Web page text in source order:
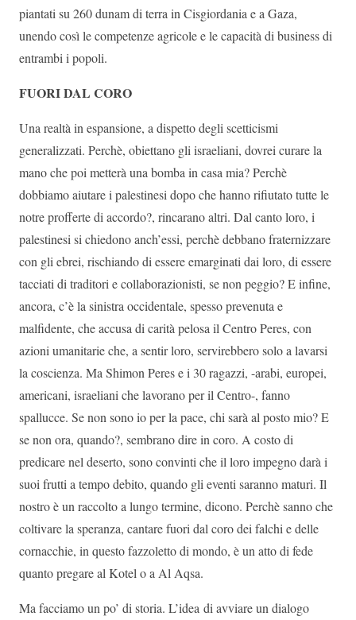
piantati su 260 dunam di terra in Cisgiordania e a Gaza,
unendo così le competenze agricole e le capacità di business di
entrambi i popoli.
FUORI DAL CORO
Una realtà in espansione, a dispetto degli scetticismi
generalizzati. Perchè, obiettano gli israeliani, dovrei curare la
mano che poi metterà una bomba in casa mia? Perchè
dobbiamo aiutare i palestinesi dopo che hanno rifiutato tutte le
notre profferte di accordo?, rincarano altri. Dal canto loro, i
palestinesi si chiedono anch’essi, perchè debbano fraternizzare
con gli ebrei, rischiando di essere emarginati dai loro, di essere
tacciati di traditori e collaborazionisti, se non peggio? E infine,
ancora, c’è la sinistra occidentale, spesso prevenuta e
malfidente, che accusa di carità pelosa il Centro Peres, con
azioni umanitarie che, a sentir loro, servirebbero solo a lavarsi
la coscienza. Ma Shimon Peres e i 30 ragazzi, -arabi, europei,
americani, israeliani che lavorano per il Centro-, fanno
spallucce. Se non sono io per la pace, chi sarà al posto mio? E
se non ora, quando?, sembrano dire in coro. A costo di
predicare nel deserto, sono convinti che il loro impegno darà i
suoi frutti a tempo debito, quando gli eventi saranno maturi. Il
nostro è un raccolto a lungo termine, dicono. Perchè sanno che
coltivare la speranza, cantare fuori dal coro dei falchi e delle
cornacchie, in questo fazzoletto di mondo, è un atto di fede
quanto pregare al Kotel o a Al Aqsa.
Ma facciamo un po’ di storia. L’idea di avviare un dialogo